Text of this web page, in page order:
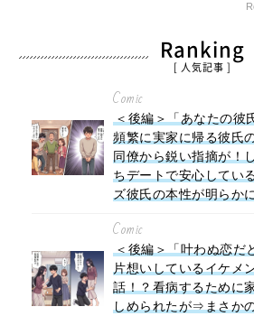
Ranking
[ 人気記事 ]
Comic
＜後編＞「あなたの彼
頻繁に実家に帰る彼氏
同僚から鋭い指摘が！
ちデートで安心してい
ズ彼氏の本性が明らか
Comic
＜後編＞「叶わぬ恋だ
片想いしているイケメ
話！？看病するために
しめられたが⇒まさか